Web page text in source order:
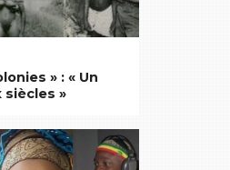
» : « Un
siècles »